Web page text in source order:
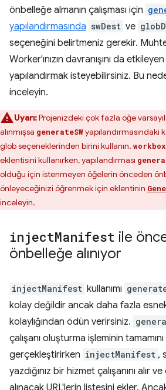
önbelleğe almanın çalışması için
yapılandırmasında swDest ve
seçeneğini belirtmeniz gerekir.
Worker'ınızın davranışını da
yapılandırmak isteyebilirsiniz. Bu
inceleyin.
Uyarı:Projenizdeki çok fazla öğe
alınmışsa generateSWyapılandırmasındaki
glob seçeneklerinden birini kullanın.
eklentisini kullanırken, yapılandırması
olduğu için istenmeyen öğelerin önceden
önleyeceğinizi öğrenmek için eklentinin
inceleyin.
injectManifest ile
önbelleğe alınıyor
injectManifest kullanımı
kolay değildir ancak daha fazla
kolaylığından ödün verirsiniz.
çalışanı oluşturma işleminin
gerçekleştirirken injectManifest ,
yazdığınız bir hizmet çalışanını alır
alınacak URL'lerin listesini ekler.